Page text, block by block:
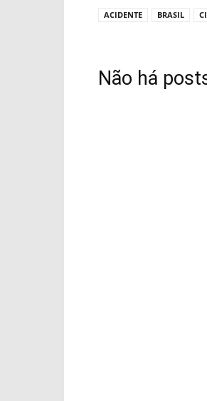
ACIDENTE BRASIL
Não há